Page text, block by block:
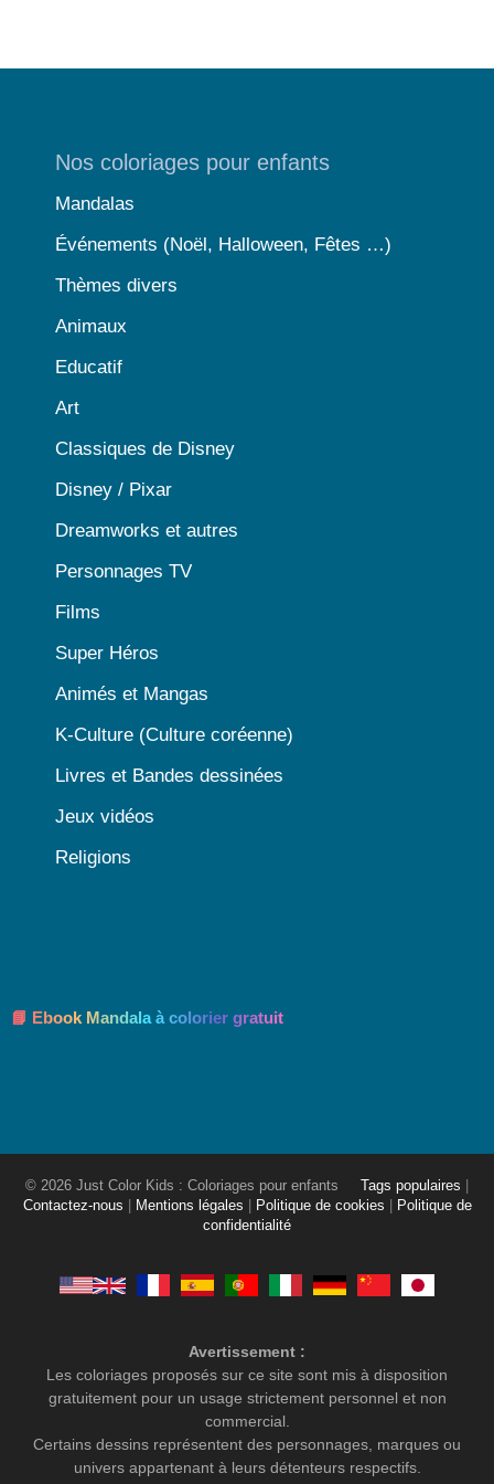
Nos coloriages pour enfants
Mandalas
Événements (Noël, Halloween, Fêtes …)
Thèmes divers
Animaux
Educatif
Art
Classiques de Disney
Disney / Pixar
Dreamworks et autres
Personnages TV
Films
Super Héros
Animés et Mangas
K-Culture (Culture coréenne)
Livres et Bandes dessinées
Jeux vidéos
Religions
📘 Ebook Mandala à colorier gratuit
© 2026 Just Color Kids : Coloriages pour enfants Tags populaires
Contactez-nous
Mentions légales Politique de cookies
Politique de
confidentialité
Avertissement :
Les coloriages proposés sur ce site sont mis à disposition
gratuitement pour un usage strictement personnel et non
commercial.
Certains dessins représentent des personnages, marques ou
univers appartenant à leurs détenteurs respectifs.